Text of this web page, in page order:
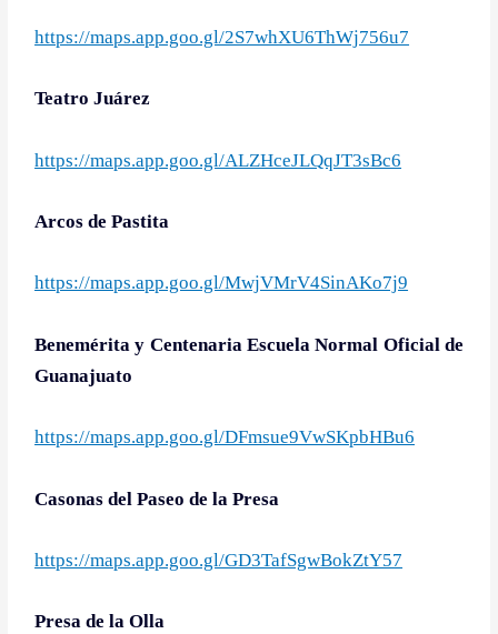
https://maps.app.goo.gl/2S7whXU6ThWj756u7
Teatro Juárez
https://maps.app.goo.gl/ALZHceJLQqJT3sBc6
Arcos de Pastita
https://maps.app.goo.gl/MwjVMrV4SinAKo7j9
Benemérita y Centenaria Escuela Normal Oficial de
Guanajuato
https://maps.app.goo.gl/DFmsue9VwSKpbHBu6
Casonas del Paseo de la Presa
https://maps.app.goo.gl/GD3TafSgwBokZtY57
Presa de la Olla